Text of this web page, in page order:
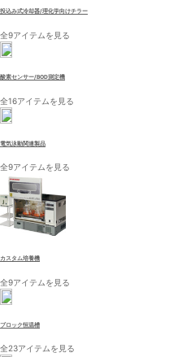
投込み式冷却器/理化学向けチラー
全9アイテムを見る
酸素センサー/BOD測定機
全16アイテムを見る
電気泳動関連製品
全9アイテムを見る
カスタム培養機
全9アイテムを見る
ブロック恒温槽
全23アイテムを見る